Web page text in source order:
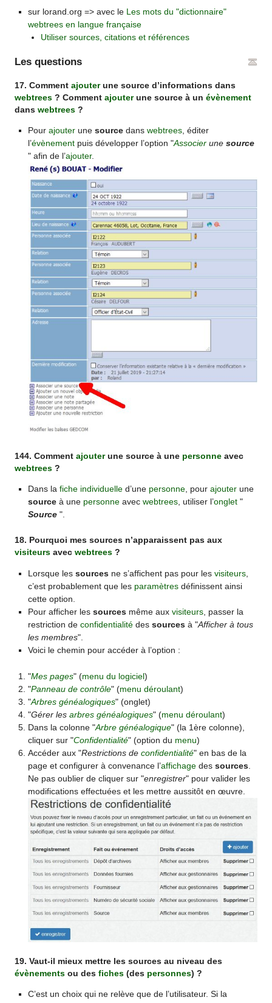
sur lorand.org => avec le Les mots du "dictionnaire"
webtrees en langue française
Utiliser sources, citations et références
Les questions
17. Commentajouterune source d’informations dans
webtrees ? Commentajouterune source à unévènement
danswebtrees ?
Pour ajouterune sourcedans webtrees, éditer
l’évènementpuis développer l’option "Associerune source
" afin de l’ajouter.
144. Commentajouterune source à une personne avec
webtrees ?
Dans la fiche individuelled’une personne, pour ajouterune
sourceà une personneavec webtrees, utiliser l’onglet"
Source ".
18. Pourquoi mes sources n’apparaissent pas aux
visiteurs avecwebtrees ?
Lorsque les sourcesne s’affichent pas pour les visiteurs,
c’est probablement que les paramètresdéfinissent ainsi
cette option.
Pour afficher les sourcesmême aux visiteurs, passer la
restriction de confidentialitédes sourcesà "Afficher à tous
les membres".
Voici le chemin pour accéder à l’option :
"Mes pages" (menu du logiciel)
"Panneau de contrôle" (menu déroulant)
"Arbres généalogiques" (onglet)
"Gérer les arbres généalogiques" (menu déroulant)
Dans la colonne "Arbre généalogique" (la 1ère colonne),
cliquer sur "Confidentialité" (option du menu)
Accéder aux "Restrictions de confidentialité" en bas de la
page et configurer à convenance l’affichagedes sources.
Ne pas oublier de cliquer sur "enregistrer" pour valider les
modifications effectuées et les mettre aussitôt en œuvre.
19. Vaut-il mieux mettre les sources au niveau des
évènements ou desfiches (des personnes) ?
C’est un choix qui ne relève que de l’utilisateur. Si la